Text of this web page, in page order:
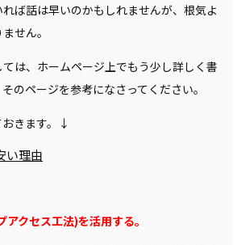
ば話は早いのかもしれませんが、根気よ
せん。
ては、ホームページ上でもう少し詳しく書
のページを参考になさってください。
おきます。↓
い理由
クセス工法)を活用する。